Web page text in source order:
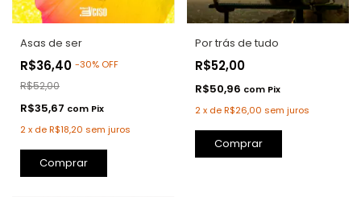
Asas de ser
R$36,40 -30% OFF
R$52,00
R$35,67 com Pix
2x deR$18,20 sem juros
Comprar
Por trás de tudo
R$52,00
R$50,96 com Pix
2 x deR$26,00 sem juros
Comprar